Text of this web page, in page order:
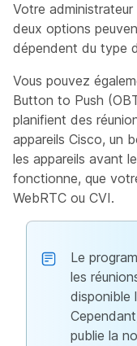
Votre
deux options
dépendent du type
Vous pouvez
Button to Push
planifient des
appareils Cisco, un
les appareils avant
fonctionne, que
WebRTC ou CVI.
Le
les
disponible
publie la